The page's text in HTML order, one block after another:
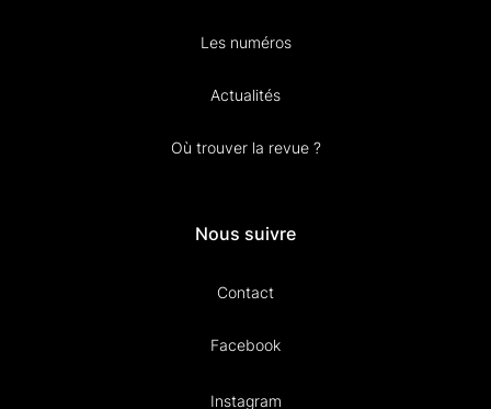
Les numéros
Actualités
Où trouver la revue ?
Nous suivre
Contact
Facebook
Instagram